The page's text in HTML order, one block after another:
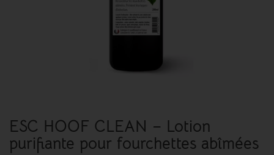
ESC HOOF CLEAN – Lotion
purifiante pour fourchettes abîmées